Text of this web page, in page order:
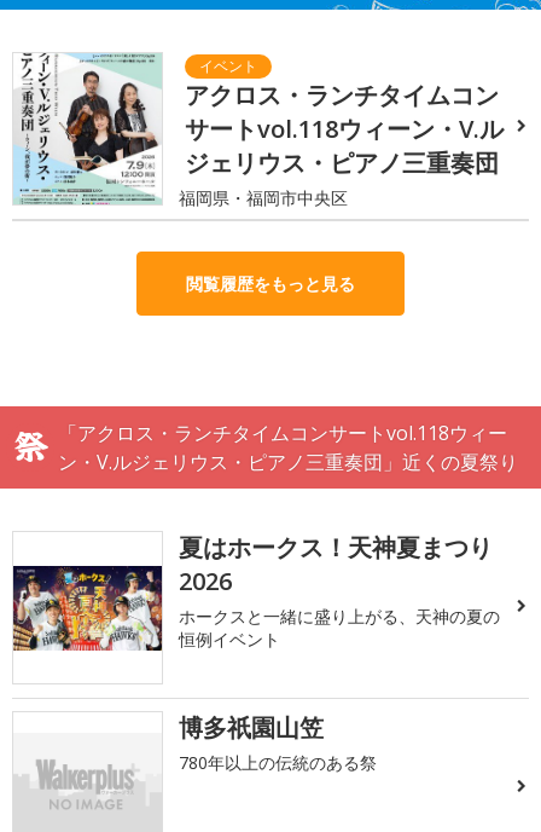
アクロス・ランチタイムコン
サートvol.118ウィーン・V.ル
ジェリウス・ピアノ三重奏団
福岡県・福岡市中央区
閲覧履歴をもっと見る
「アクロス・ランチタイムコンサートvol.118ウィー
ン・V.ルジェリウス・ピアノ三重奏団」近くの夏祭り
夏はホークス！天神夏まつり
2026
ホークスと一緒に盛り上がる、天神の夏の
恒例イベント
博多祇園山笠
780年以上の伝統のある祭